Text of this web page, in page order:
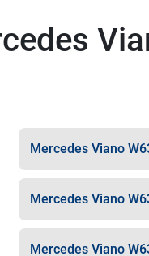
Mercedes Viano
Mercedes Viano
Mercedes Viano